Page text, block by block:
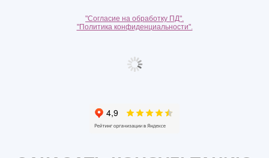
"Согласие на обработку ПД".
"Политика конфиденциальности".